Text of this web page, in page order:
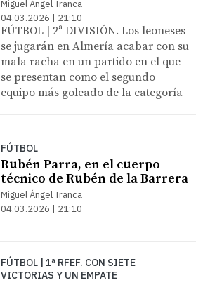
Miguel Ángel Tranca
04.03.2026 | 21:10
FÚTBOL | 2ª DIVISIÓN. Los leoneses
se jugarán en Almería acabar con su
mala racha en un partido en el que
se presentan como el segundo
equipo más goleado de la categoría
FÚTBOL
Rubén Parra, en el cuerpo
técnico de Rubén de la Barrera
Miguel Ángel Tranca
04.03.2026 | 21:10
FÚTBOL | 1ª RFEF. CON SIETE
VICTORIAS Y UN EMPATE